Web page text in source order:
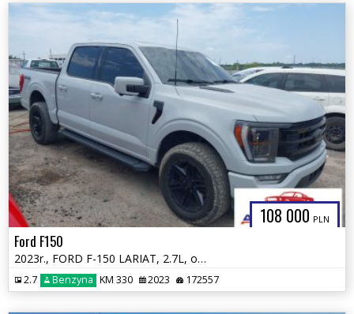
108 000 PLN
Ford F150
2023r., FORD F-150 LARIAT, 2.7L, od ubezpieczalni
2.7 Benzyna KM 330 2023 172557